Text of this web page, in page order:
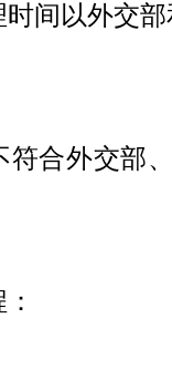
间以外交
符合外交部